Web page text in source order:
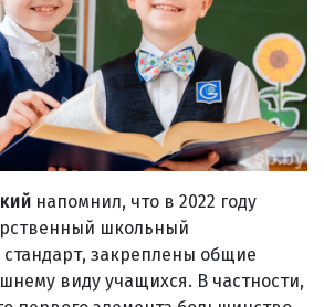
напомнил, что в 2022 году
школьный
закреплены общие
виду учащихся. В частности,